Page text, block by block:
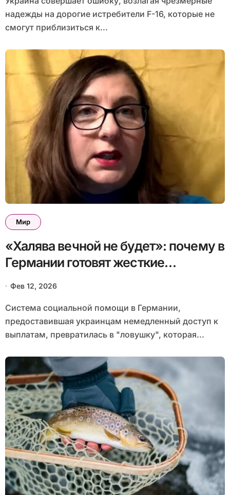
надежды на дорогие истребители F-16, которые не
смогут приблизиться к...
Мир
«Халява вечной не будет»: почему в
Германии готовят жесткие
изменения для украинских
беженцев
Фев 12, 2026
Система социальной помощи в Германии,
предоставившая украинцам немедленный доступ к
выплатам, превратилась в "ловушку", которая...